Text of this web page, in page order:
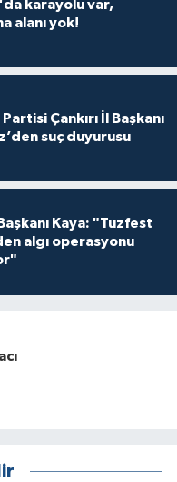
karayolu var,
alanı yok!
Çankırı İl Başkanı
suç duyurusu
Kaya: "Tuzfest
algı operasyonu